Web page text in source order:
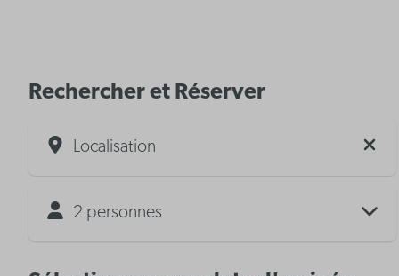
Rechercher et Réserver
Localisation
2 personnes